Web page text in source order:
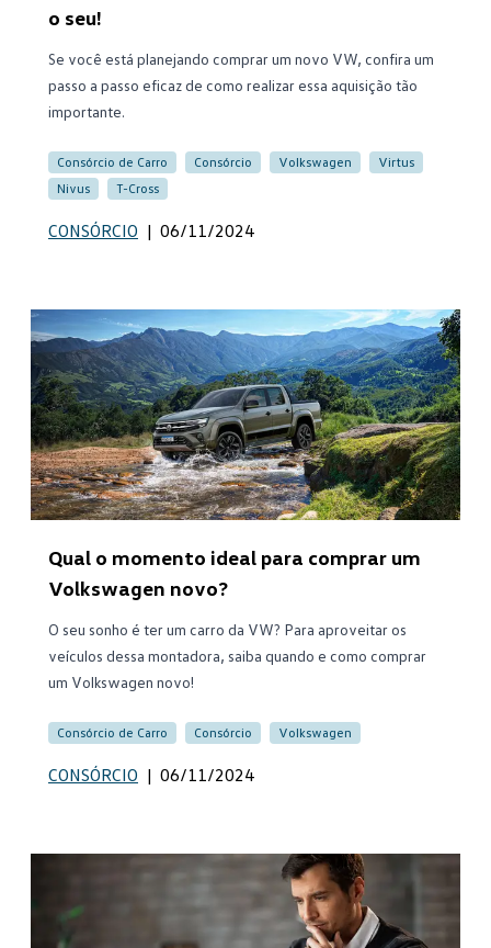
o seu!
Se você está planejando comprar um novo VW, confira um
passo a passo eficaz de como realizar essa aquisição tão
importante.
Consórcio de Carro Consórcio Volkswagen
Virtus
Nivus
T-Cross
CONSÓRCIO | 06/11/2024
Qual o momento ideal para comprar um
Volkswagen novo?
O seu sonho é ter um carro da VW? Para aproveitar os
veículos dessa montadora, saiba quando e como comprar
um Volkswagen novo!
Consórcio de Carro Consórcio Volkswagen
CONSÓRCIO | 06/11/2024